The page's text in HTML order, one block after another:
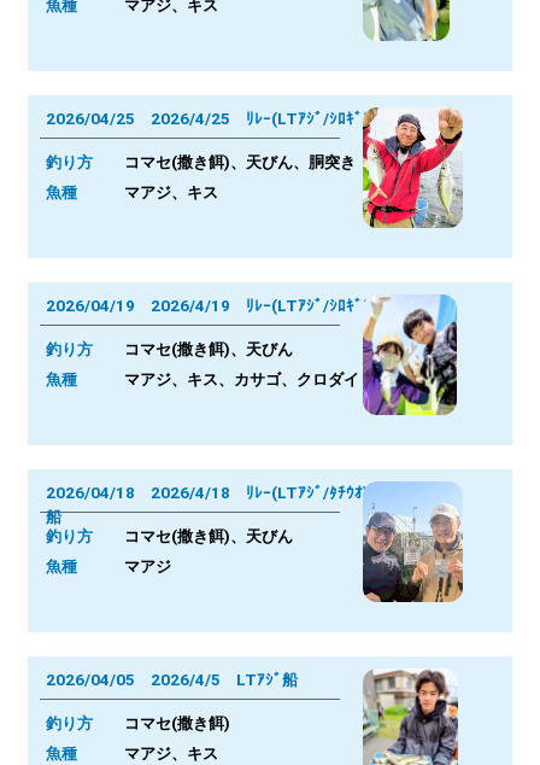
魚種 マアジ、キス
2026/04/25 2026/4/25 ﾘﾚｰ(LTｱｼﾞ/ｼﾛｷﾞｽ)
釣り方
コマセ(撒き餌)、天びん、胴突き
魚種 マアジ、キス
2026/04/19 2026/4/19 ﾘﾚｰ(LTｱｼﾞ/ｼﾛｷﾞｽ)
釣り方
コマセ(撒き餌)、天びん
魚種 マアジ、キス、カサゴ、クロダイ
2026/04/18 2026/4/18 ﾘﾚｰ(LTｱｼﾞ/ﾀﾁｳｵ)
船
釣り方
コマセ(撒き餌)、天びん
魚種 マアジ
2026/04/05 2026/4/5 LTｱｼﾞ船
釣り方
コマセ(撒き餌)
魚種 マアジ、キス